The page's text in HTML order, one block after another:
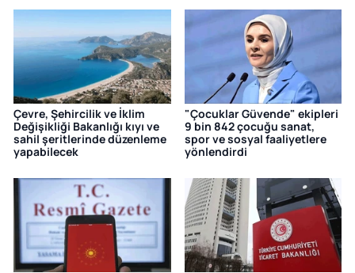
Çevre, Şehircilik ve İklim
Değişikliği Bakanlığı kıyı ve
sahil şeritlerinde düzenleme
yapabilecek
"Çocuklar Güvende" ekipleri
9 bin 842 çocuğu sanat,
spor ve sosyal faaliyetlere
yönlendirdi